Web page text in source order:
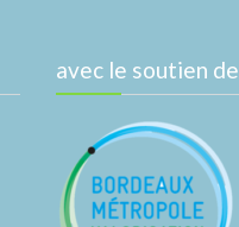
avec le soutien de